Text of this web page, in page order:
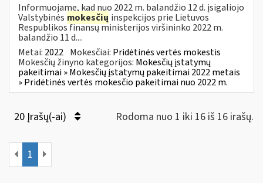
Informuojame, kad nuo 2022 m. balandžio 12 d. įsigaliojo
Valstybinės mokesčių inspekcijos prie Lietuvos
Respublikos finansų ministerijos viršininko 2022 m.
balandžio 11 d....
Metai: 2022 Mokesčiai: Pridėtinės vertės mokestis
Mokesčių žinyno kategorijos: Mokesčių įstatymų
pakeitimai » Mokesčių įstatymų pakeitimai 2022 metais
» Pridėtinės vertės mokesčio pakeitimai nuo 2022 m.
20 Įrašų(-ai) Rodoma nuo 1 iki 16 iš 16 irašų.
1